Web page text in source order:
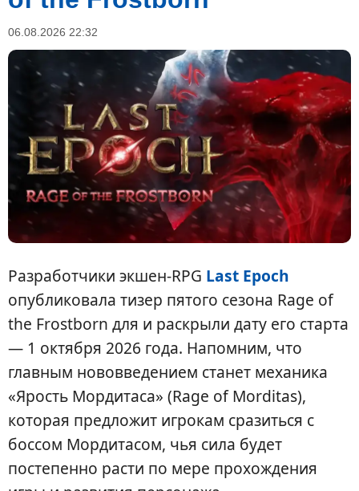
06.08.2026 22:32
Разработчики экшен-RPG Last Epoch
опубликовала тизер пятого сезона Rage of
the Frostborn для и раскрыли дату его старта
— 1 октября 2026 года. Напомним, что
главным нововведением станет механика
«Ярость Мордитаса» (Rage of Morditas),
которая предложит игрокам сразиться с
боссом Мордитасом, чья сила будет
постепенно расти по мере прохождения